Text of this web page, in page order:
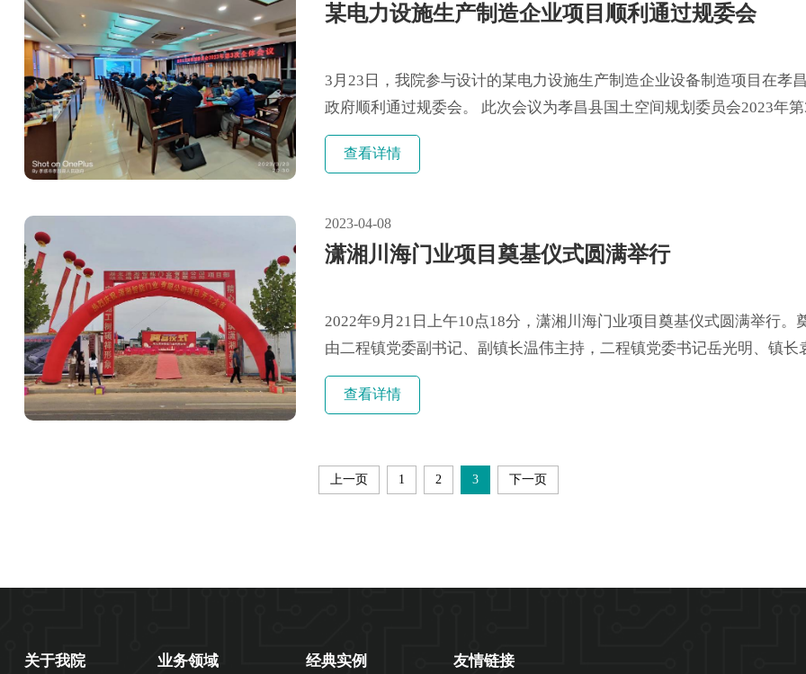
某电力设施生产制造企业项目顺利通过规委会
3月23日，我院参与设计的某电力设施生产制造企业设备制造项目在孝
政府顺利通过规委会。 此次会议为孝昌县国土空间规划委员会2023年
会议，听取全县业主单位规划方案汇报，部署相关工作。县委领导、各
责人，及项目单位设计院参与。 此次会议，对项目的规划方案进行了细
查看详情
2023-04-08
潇湘川海门业项目奠基仪式圆满举行
2022年9月21日上午10点18分，潇湘川海门业项目奠基仪式圆满举行。
由二程镇党委副书记、副镇长温伟主持，二程镇党委书记岳光明、镇长
公司董事长王桂生、总经理马玉山、铭扬设计院郑伟等出席了此次活动
见证这一重要时刻。 “吉时已到！”，伴随着二程镇党委书记岳光明宣布
查看详情
上一页 1 2 3 下一页
关于我院 业务领域 经典实例 友情链接